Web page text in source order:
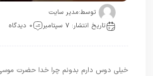
توسط:مدیر سایت
تاریخ انتشار: 7 سپتامبر
0 دیدگاه
خیلی دوس دارم بدونم چرا خدا حضرت